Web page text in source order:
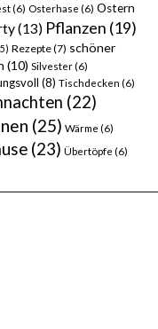
(6) Osterhase (6) Ostern
(13) Pflanzen (19)
Rezepte(7) schöner
(10) Silvester(6)
(8) Tischdecken (6)
(22)
(25) Wärme (6)
(23) Übertöpfe (6)